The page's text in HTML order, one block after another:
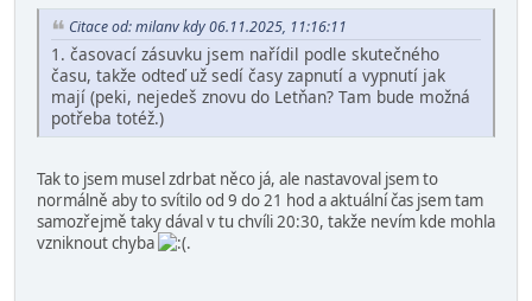
Citace od: milanv kdy 06.11.2025, 11:16:11
1. časovací zásuvku jsem nařídil podle skutečného
času, takže odteď už sedí časy zapnutí a vypnutí jak
mají (peki, nejedeš znovu do Letňan? Tam bude možná
potřeba totéž.)
Tak to jsem musel zdrbat něco já, ale nastavoval jsem to
normálně aby to svítilo od 9 do 21 hod a aktuální čas jsem tam
samozřejmě taky dával v tu chvíli 20:30, takže nevím kde mohla
vzniknout chyba
.